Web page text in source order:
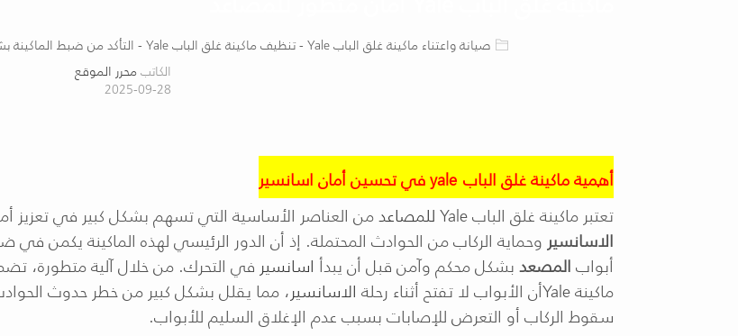
صيانة واعتناء ماكينة غلق الباب Yale - تنظيف ماكينة غلق الباب Yale - التأكد من ضبط الماكينة بشكل صحيح
الكاتبمحرر الموقع
2025-09-28
أهمية ماكينة غلق الباب yaleفي تحسين أمان اسانسير
تعتبر ماكينة غلق البابYaleللمصاعدمن العناصر الأساسية التي تسهم بشكل كبير في تعزيز
الاسانسير وحماية الركاب من الحوادث المحتملة. إذ أن الدور الرئيسي لهذه الماكينة يكمن في
أبوابالمصعدبشكل محكم وآمن قبل أن يبدأ اسانسير في التحرك. من خلال آلية متطورة،
ماكينةYaleأن الأبواب لا تفتح أثناء رحلة الاسانسير، مما يقلل بشكل كبير من خطر حدوث
سقوط الركاب أو التعرض للإصابات بسبب عدم الإغلاق السليم للأبواب.